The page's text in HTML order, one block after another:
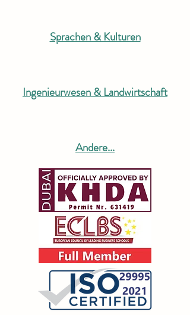
Sprachen & Kulturen
Ingenieurwesen & Landwirtschaft
Andere...